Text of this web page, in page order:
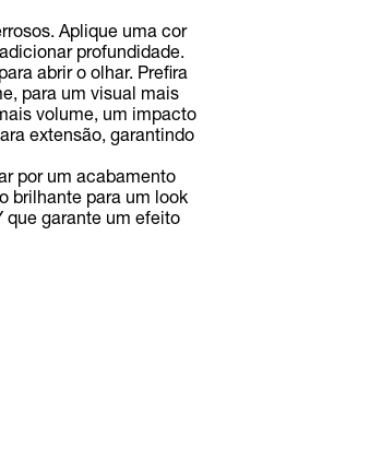
Aplique uma cor
profundidade.
abrir o olhar. Prefira
para um visual mais
volume, um impacto
extensão, garantindo
por um acabamento
brilhante para um look
que garante um efeito